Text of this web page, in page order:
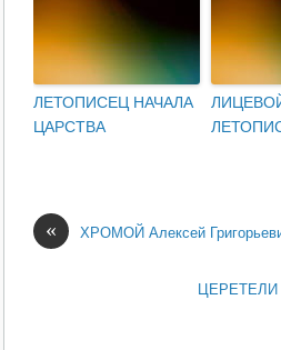
ЛЕТОПИСЕЦ НАЧАЛА
ЦАРСТВА
« ХРОМОЙ Алексей
ЦЕРЕТЕЛИ